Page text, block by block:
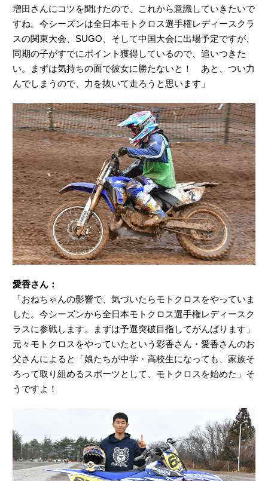
増田さんにコツを聞けたので、これから意識していきたいで
すね。今シーズンは全日本モトクロス選手権レディースクラ
スの関東大会、SUGO、そして中国大会に出場予定ですが、
同期の子がすでにポイント獲得しているので、追いつきた
い。まずは気持ちの面で彼女に勝たないと！ あと、つい力
んでしまうので、力を抜いて走ろうと思います」
愛香さん：
「おねちゃんの影響で、気づいたらモトクロスをやっていま
した。今シーズンから全日本モトクロス選手権レディースク
ラスに参戦します。まずは予選突破目指してがんばります」
元々モトクロスをやっていたという彩香さん・愛香さんのお
父さんによると「娘たちが中学・高校生になっても、家族そ
ろって取り組めるスポーツとして、モトクロスを始めた」そ
うですよ！